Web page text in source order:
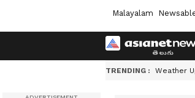
Malayalam
TRENDING : Weather